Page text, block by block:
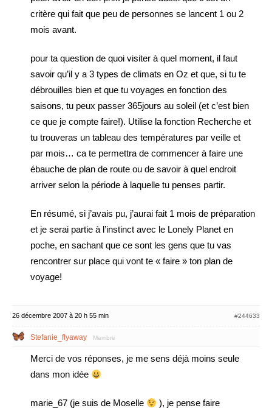
critère qui fait que peu de personnes se lancent 1 ou 2
mois avant.
pour ta question de quoi visiter à quel moment, il faut
savoir qu’il y a 3 types de climats en Oz et que, si tu te
débrouilles bien et que tu voyages en fonction des
saisons, tu peux passer 365jours au soleil (et c’est bien
ce que je compte faire!). Utilise la fonction Recherche et
tu trouveras un tableau des températures par veille et
par mois… ca te permettra de commencer à faire une
ébauche de plan de route ou de savoir à quel endroit
arriver selon la période à laquelle tu penses partir.
En résumé, si j’avais pu, j’aurai fait 1 mois de préparation
et je serai partie à l’instinct avec le Lonely Planet en
poche, en sachant que ce sont les gens que tu vas
rencontrer sur place qui vont te « faire » ton plan de
voyage!
26 décembre 2007 à 20 h 55 min #244633
Stefanie_flyaway Membre
Merci de vos réponses, je me sens déjà moins seule
dans mon idée
marie_67 (je suis de Moselle ), je pense faire